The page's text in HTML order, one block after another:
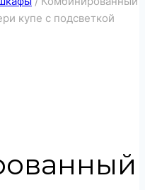
купе с подсветкой